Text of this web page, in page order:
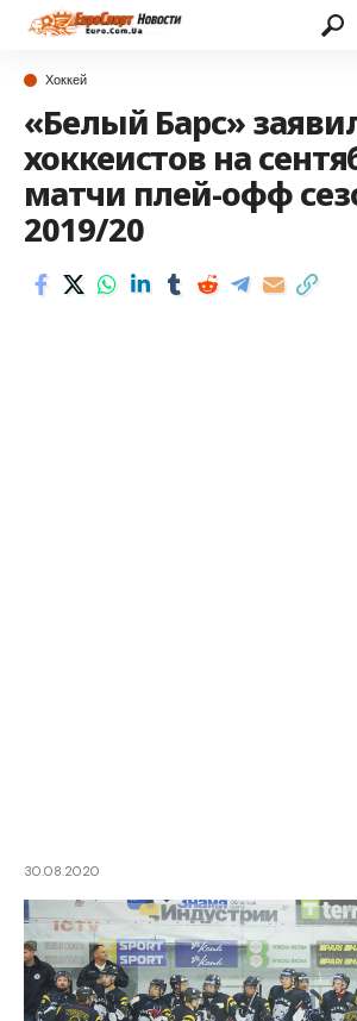
Хоккей
«Белый Барс»
хоккеистов на
матчи плей-офф
2019/20
30.08.2020